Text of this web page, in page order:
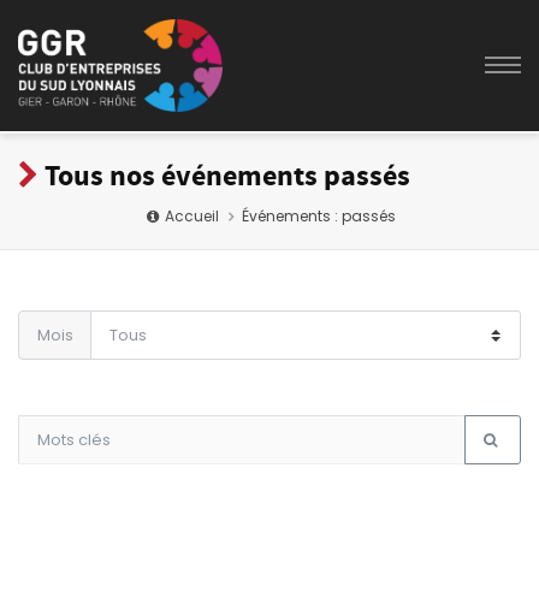
Tous nos événements passés
Accueil Événements : passés
Mois